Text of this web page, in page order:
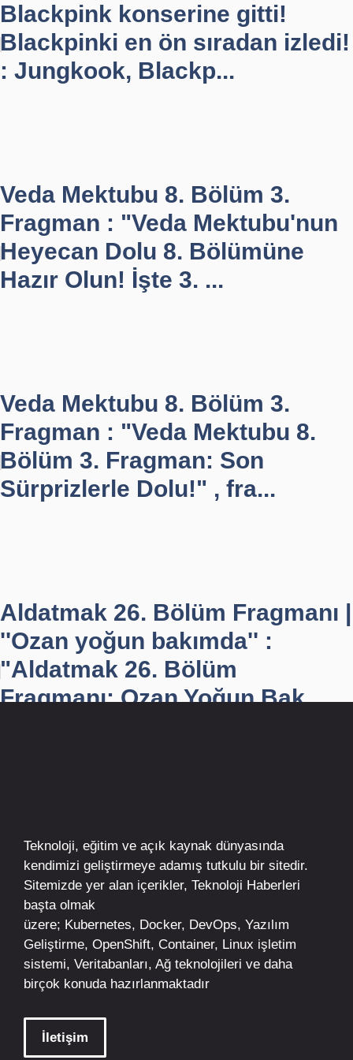
Blackpink konserine gitti!
Blackpinki en ön sıradan izledi!
: Jungkook, Blackp...
Veda Mektubu 8. Bölüm 3.
Fragman : "Veda Mektubu'nun
Heyecan Dolu 8. Bölümüne
Hazır Olun! İşte 3. ...
Veda Mektubu 8. Bölüm 3.
Fragman : "Veda Mektubu 8.
Bölüm 3. Fragman: Son
Sürprizlerle Dolu!" , fra...
Aldatmak 26. Bölüm Fragmanı |
''Ozan yoğun bakımda'' :
"Aldatmak 26. Bölüm
Fragmanı: Ozan Yoğun Bak...
Teknoloji, eğitim ve açık kaynak dünyasında
kendimizi geliştirmeye adamış tutkulu bir sitedir.
Sitemizde yer alan içerikler, Teknoloji Haberleri
başta olmak
üzere; Kubernetes, Docker, DevOps, Yazılım
Geliştirme, OpenShift, Container, Linux işletim
sistemi, Veritabanları, Ağ teknolojileri ve daha
birçok konuda hazırlanmaktadır
İletişim